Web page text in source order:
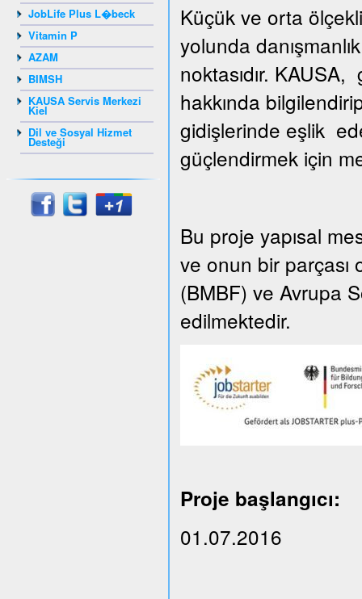
JobLife Plus L�beck
Vitamin P
AZAM
BIMSH
KAUSA Servis Merkezi
Kiel
Dil ve Sosyal Hizmet
Desteği
Küçük ve orta
yolunda
noktasıdır.
hakkında
gidişlerinde eşlik
güçlendirmek için
Bu proje yapısal
ve onun bir parçası
(BMBF) ve Avrupa
edilmektedir.
Proje başlangıcı:
01.07.2016